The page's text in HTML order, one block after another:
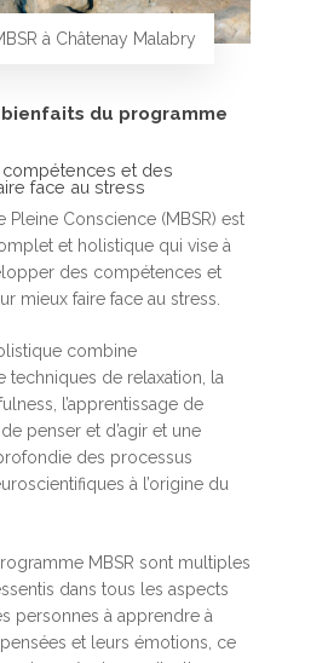
à Châtenay Malabry
du programme
et des
face au stress
Pleine Conscience (MBSR) est
et holistique qui vise à
des compétences et
mieux faire face au stress.
combine
techniques de relaxation, la
l’apprentissage de
penser et d’agir et une
des processus
à l’origine du
MBSR sont multiples
dans tous les aspects
personnes à apprendre à
et leurs émotions, ce